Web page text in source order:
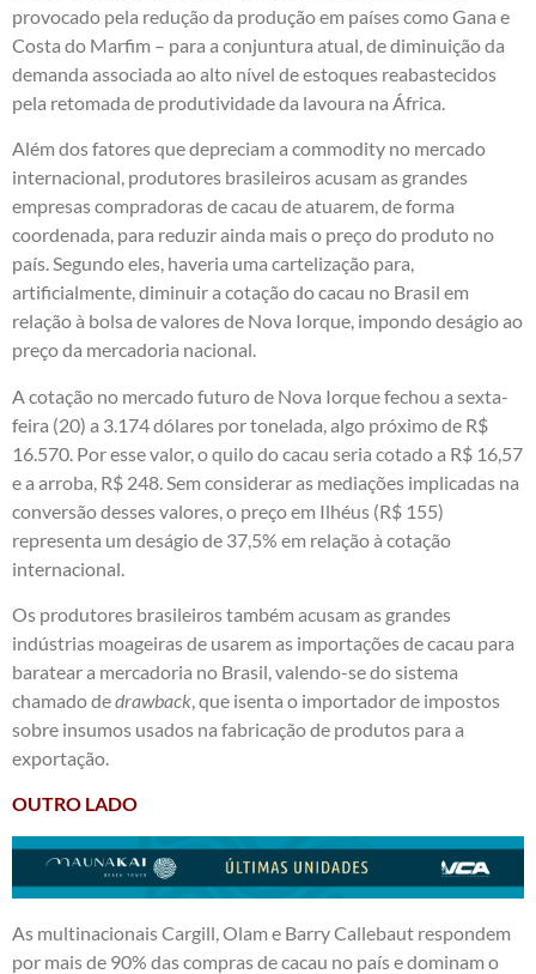
provocado pela redução da produção em países como Gana e
Costa do Marfim – para a conjuntura atual, de diminuição da
demanda associada ao alto nível de estoques reabastecidos
pela retomada de produtividade da lavoura na África.
Além dos fatores que depreciam a commodity no mercado
internacional, produtores brasileiros acusam as grandes
empresas compradoras de cacau de atuarem, de forma
coordenada, para reduzir ainda mais o preço do produto no
país. Segundo eles, haveria uma cartelização para,
artificialmente, diminuir a cotação do cacau no Brasil em
relação à bolsa de valores de Nova Iorque, impondo deságio ao
preço da mercadoria nacional.
A cotação no mercado futuro de Nova Iorque fechou a sexta-
feira (20) a 3.174 dólares por tonelada, algo próximo de R$
16.570. Por esse valor, o quilo do cacau seria cotado a R$ 16,57
e a arroba, R$ 248. Sem considerar as mediações implicadas na
conversão desses valores, o preço em Ilhéus (R$ 155)
representa um deságio de 37,5% em relação à cotação
internacional.
Os produtores brasileiros também acusam as grandes
indústrias moageiras de usarem as importações de cacau para
baratear a mercadoria no Brasil, valendo-se do sistema
chamado dedrawback, que isenta o importador de impostos
sobre insumos usados na fabricação de produtos para a
exportação.
OUTRO LADO
As multinacionais Cargill, Olam e Barry Callebaut respondem
por mais de 90% das compras de cacau no país e dominam o